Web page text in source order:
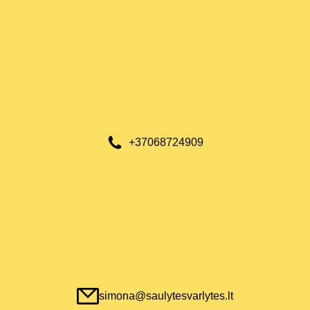
+37068724909
simona@saulytesvarlytes.lt